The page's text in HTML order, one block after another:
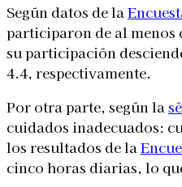
Según datos de la
participaron de al menos
su participación
4.4, respectivamente.
Por otra parte, según la
cuidados inadecuados:
los resultados de la
cinco horas diarias, lo